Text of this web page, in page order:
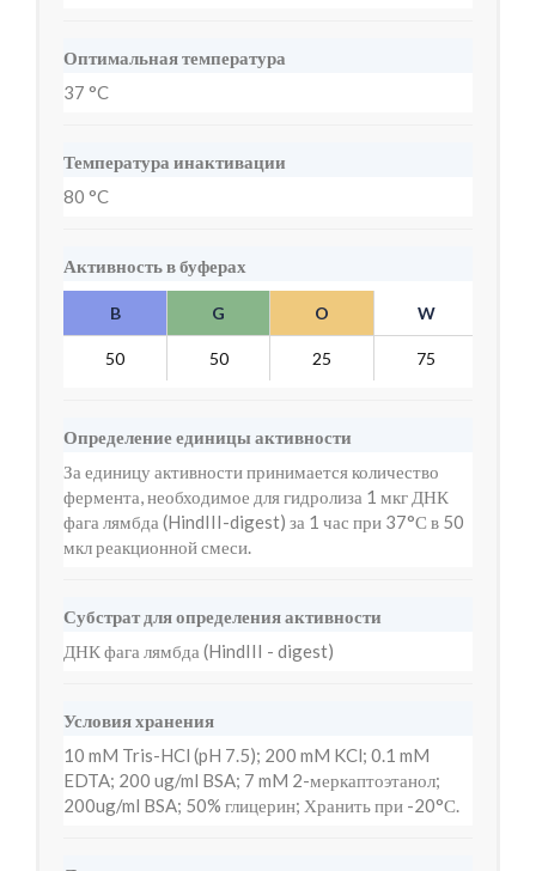
Оптимальная температура
37 °C
Температура инактивации
80 °C
Активность в буферах
B G O W
50 50 25 75
Определение единицы активности
За единицу активности принимается количество
фермента, необходимое для гидролиза 1 мкг ДНК
фага лямбда (HindIII-digest) за 1 час при 37°С в 50
мкл реакционной смеси.
Субстрат для определения активности
ДНК фага лямбда (HindIII - digest)
Условия хранения
10 mM Tris-HCl (pH 7.5); 200 mM KCl; 0.1 mM
EDTA; 200 ug/ml BSA; 7 mM 2-меркаптоэтанол;
200ug/ml BSA; 50% глицерин; Хранить при -20°С.